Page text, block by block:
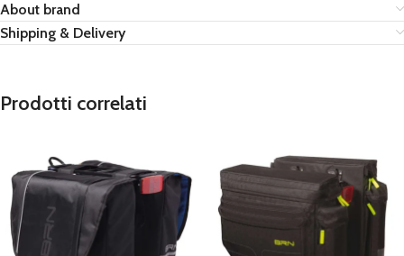
About brand
Shipping & Delivery
Prodotti correlati